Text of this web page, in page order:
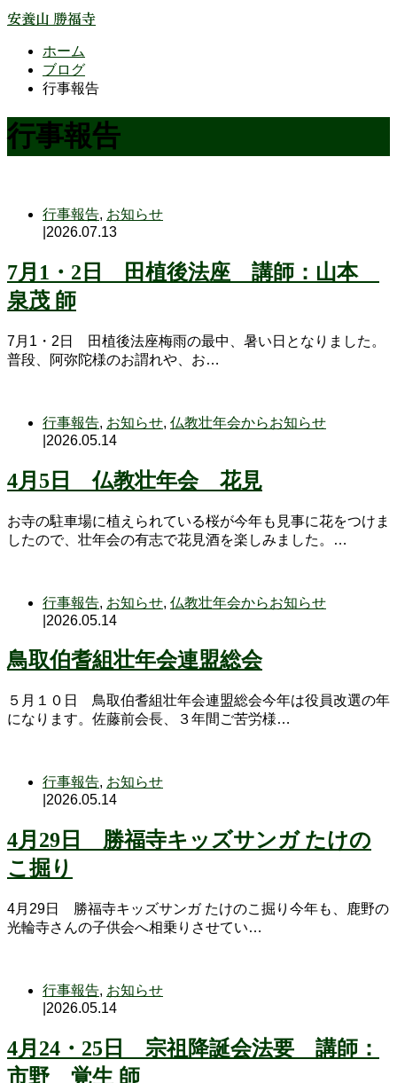
安養山 勝福寺
ホーム
ブログ
行事報告
行事報告
行事報告, お知らせ
2026.07.13
7月1・2日 田植後法座 講師：山本
泉茂 師
7月1・2日 田植後法座梅雨の最中、暑い日となりました。
普段、阿弥陀様のお謂れや、お…
行事報告, お知らせ, 仏教壮年会からお知らせ
2026.05.14
4月5日 仏教壮年会 花見
お寺の駐車場に植えられている桜が今年も見事に花をつけま
したので、壮年会の有志で花見酒を楽しみました。…
行事報告, お知らせ, 仏教壮年会からお知らせ
2026.05.14
鳥取伯耆組壮年会連盟総会
５月１０日 鳥取伯耆組壮年会連盟総会今年は役員改選の年
になります。佐藤前会長、３年間ご苦労様…
行事報告, お知らせ
2026.05.14
4月29日 勝福寺キッズサンガ たけの
こ掘り
4月29日 勝福寺キッズサンガ たけのこ掘り今年も、鹿野の
光輪寺さんの子供会へ相乗りさせてい…
行事報告, お知らせ
2026.05.14
4月24・25日 宗祖降誕会法要 講師：
市野 覚生 師